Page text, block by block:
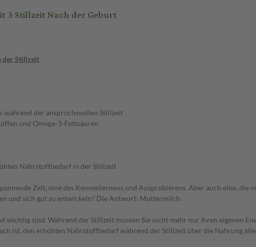
Stillzeit Nach der Geburt
der Stillzeit
während der anspruchsvollen Stillzeit
und Omega-3-Fettsäuren
Nährstoffbedarf in der Stillzeit
Zeit, eine des Kennenlernens und Ausprobierens. Aber auch eine,
und sich gut zu entwickeln? Die Antwort: Muttermilch.
sind. Während der Stillzeit müssen Sie nicht mehr nur Ihren eigenen
ist, den erhöhten Nährstoffbedarf während der Stillzeit über die Nahrung